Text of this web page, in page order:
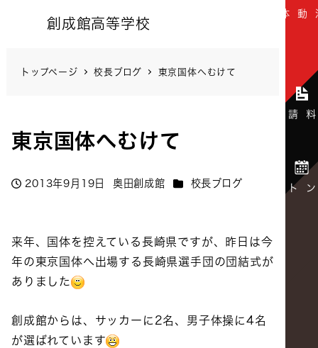
創成館高等学校
トップページ 校長ブログ 東京国体へむけて
東京国体へむけて
投稿日
2013年9月19日
著
奥田創成館 カテゴリー
校長ブログ
来年、国体を控えている長崎県ですが、昨日は今
年の東京国体へ出場する長崎県選手団の団結式が
ありました
創成館からは、サッカーに2名、男子体操に4名
が選ばれています